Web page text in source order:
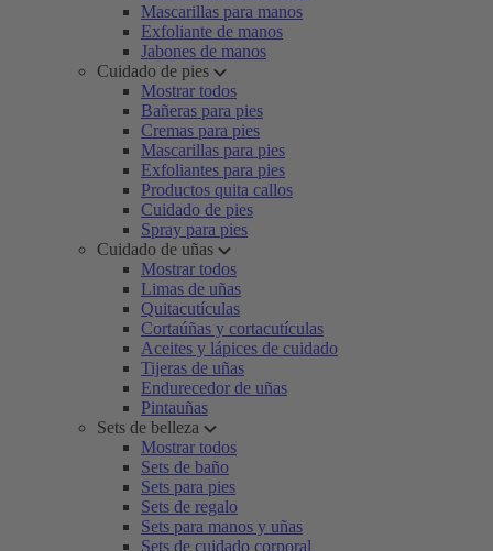
Mascarillas para manos
Exfoliante de manos
Jabones de manos
Cuidado de pies
Mostrar todos
Bañeras para pies
Cremas para pies
Mascarillas para pies
Exfoliantes para pies
Productos quita callos
Cuidado de pies
Spray para pies
Cuidado de uñas
Mostrar todos
Limas de uñas
Quitacutículas
Cortaúñas y cortacutículas
Aceites y lápices de cuidado
Tijeras de uñas
Endurecedor de uñas
Pintauñas
Sets de belleza
Mostrar todos
Sets de baño
Sets para pies
Sets de regalo
Sets para manos y uñas
Sets de cuidado corporal